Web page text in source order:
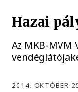
Hazai
Az MKB-MVM
2014. OKTÓBER